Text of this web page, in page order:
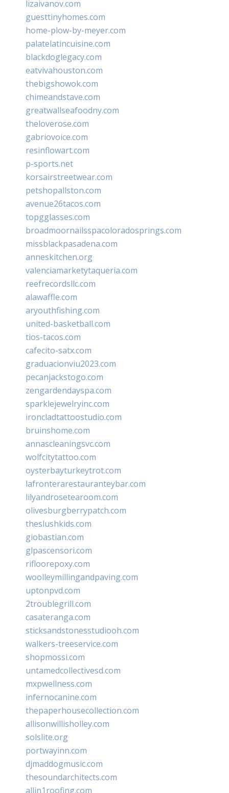
lizaivanov.com
guesttinyhomes.com
home-plow-by-meyer.com
palatelatincuisine.com
blackdoglegacy.com
eatvivahouston.com
thebigshowok.com
chimeandstave.com
greatwallseafoodny.com
theloverose.com
gabriovoice.com
resinflowart.com
p-sports.net
korsairstreetwear.com
petshopallston.com
avenue26tacos.com
topgglasses.com
broadmoornailsspacoloradosprings.com
missblackpasadena.com
anneskitchen.org
valenciamarketytaqueria.com
reefrecordsllc.com
alawaffle.com
aryouthfishing.com
united-basketball.com
tios-tacos.com
cafecito-satx.com
graduacionviu2023.com
pecanjackstogo.com
zengardendayspa.com
sparklejewelryinc.com
ironcladtattoostudio.com
bruinshome.com
annascleaningsvc.com
wolfcitytattoo.com
oysterbayturkeytrot.com
lafronterarestauranteybar.com
lilyandrosetearoom.com
olivesburgberrypatch.com
theslushkids.com
giobastian.com
glpascensori.com
rifloorepoxy.com
woolleymillingandpaving.com
uptonpvd.com
2troublegrill.com
casateranga.com
sticksandstonesstudiooh.com
walkers-treeservice.com
shopmossi.com
untamedcollectivesd.com
mxpwellness.com
infernocanine.com
thepaperhousecollection.com
allisonwillisholley.com
solslite.org
portwayinn.com
djmaddogmusic.com
thesoundarchitects.com
allin1roofing.com